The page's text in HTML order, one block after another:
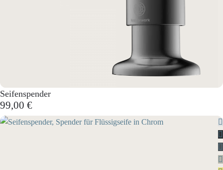
Seifenspender
99,00 €